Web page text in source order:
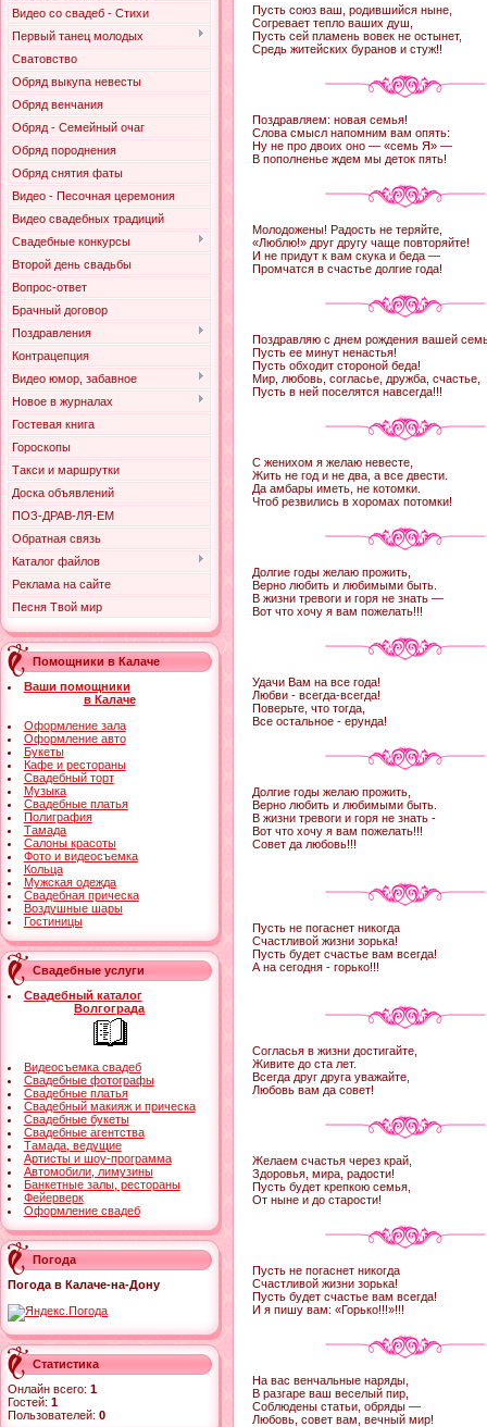
Видео со свадеб - Стихи
Первый танец молодых
Сватовство
Обряд выкупа невесты
Обряд венчания
Обряд - Семейный очаг
Обряд породнения
Обряд снятия фаты
Видео - Песочная церемония
Видео свадебных традиций
Свадебные конкурсы
Второй день свадьбы
Вопрос-ответ
Брачный договор
Поздравления
Контрацепция
Видео юмор, забавное
Новое в журналах
Гостевая книга
Гороскопы
Такси и маршрутки
Доска объявлений
ПОЗ-ДРАВ-ЛЯ-ЕМ
Обратная связь
Каталог файлов
Реклама на сайте
Песня Твой мир
Помощники в Калаче
Ваши помощники
в Калаче
Оформление зала
Оформление авто
Букеты
Кафе и рестораны
Свадебный торт
Музыка
Свадебные платья
Полиграфия
Тамада
Салоны красоты
Фото и видеосъемка
Кольца
Мужская одежда
Свадебная прическа
Воздушные шары
Гостиницы
Свадебные услуги
Свадебный каталог
Волгограда
Видеосъемка свадеб
Свадебные фотографы
Свадебные платья
Свадебный макияж и прическа
Свадебные букеты
Свадебные агентства
Тамада, ведущие
Артисты и шоу-программа
Автомобили, лимузины
Банкетные залы, рестораны
Фейерверк
Оформление свадеб
Погода
Погода в Калаче-на-Дону
Статистика
Онлайн всего: 1
Гостей: 1
Пользователей: 0
Пусть союз ваш, родившийся ныне,
Согревает тепло ваших душ,
Пусть сей пламень вовек не остынет,
Средь житейских буранов и стуж!!
Поздравляем: новая семья!
Слова смысл напомним вам опять:
Ну не про двоих оно — «семь Я» —
В пополненье ждем мы деток пять!
Молодожены! Радость не теряйте,
«Люблю!» друг другу чаще повторяйте!
И не придут к вам скука и беда —
Промчатся в счастье долгие года!
Поздравляю с днем рождения вашей
Пусть ее минут ненастья!
Пусть обходит стороной беда!
Мир, любовь, согласье, дружба, счастье,
Пусть в ней поселятся навсегда!!!
С женихом я желаю невесте,
Жить не год и не два, а все двести.
Да амбары иметь, не котомки.
Чтоб резвились в хоромах потомки!
Долгие годы желаю прожить,
Верно любить и любимыми быть.
В жизни тревоги и горя не знать —
Вот что хочу я вам пожелать!!!
Удачи Вам на все года!
Любви - всегда-всегда!
Поверьте, что тогда,
Все остальное - ерунда!
Долгие годы желаю прожить,
Верно любить и любимыми быть.
В жизни тревоги и горя не знать -
Вот что хочу я вам пожелать!!!
Совет да любовь!!!
Пусть не погаснет никогда
Счастливой жизни зорька!
Пусть будет счастье вам всегда!
А на сегодня - горько!!!
Согласья в жизни достигайте,
Живите до ста лет.
Всегда друг друга уважайте,
Любовь вам да совет!
Желаем счастья через край,
Здоровья, мира, радости!
Пусть будет крепкою семья,
От ныне и до старости!
Пусть не погаснет никогда
Счастливой жизни зорька!
Пусть будет счастье вам всегда!
И я пишу вам: «Горько!!!»!!!
На вас венчальные наряды,
В разгаре ваш веселый пир,
Соблюдены статьи, обряды —
Любовь, совет вам, вечный мир!